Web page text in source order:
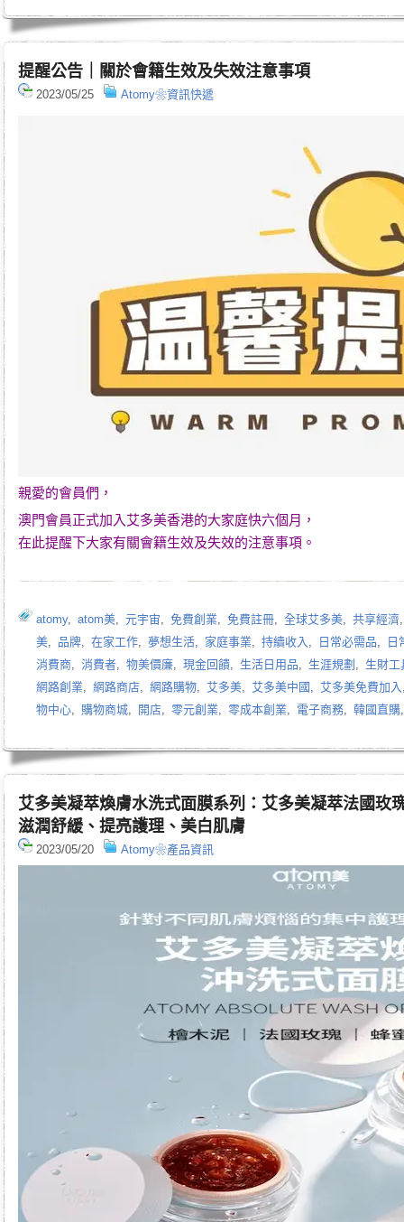
提醒公告｜關於會籍生效及失效注意事項
2023/05/25 Atomy❀資訊快遞
親愛的會員們，
澳門會員正式加入艾多美香港的大家庭快六個月，
在此提醒下大家有關會籍生效及失效的注意事項。
atomy, atom美, 元宇宙, 免費創業, 免費註冊, 全球艾多美, 共享經濟
美, 品牌, 在家工作, 夢想生活, 家庭事業, 持續收入 , 日常必需品,
日
消費商, 消費者, 物美價廉, 現金回饋, 生活日用品, 生涯規劃 , 生財工
網路創業, 網路商店, 網路購物, 艾多美, 艾多美中國 , 艾多美免費加入
物中心, 購物商城, 開店, 零元創業, 零成本創業, 電子商務, 韓國直購
艾多美凝萃煥膚水洗式面膜系列：艾多美凝萃法國玫
滋潤舒緩、提亮護理、美白肌膚
2023/05/20 Atomy❀產品資訊